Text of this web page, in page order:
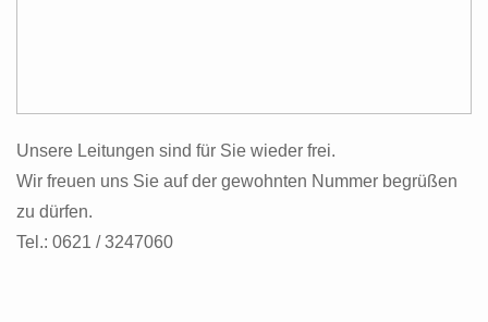
Unsere Leitungen sind für Sie wieder frei.
Wir freuen uns Sie auf der gewohnten Nummer begrüßen
zu dürfen.
Tel.: 0621 / 3247060